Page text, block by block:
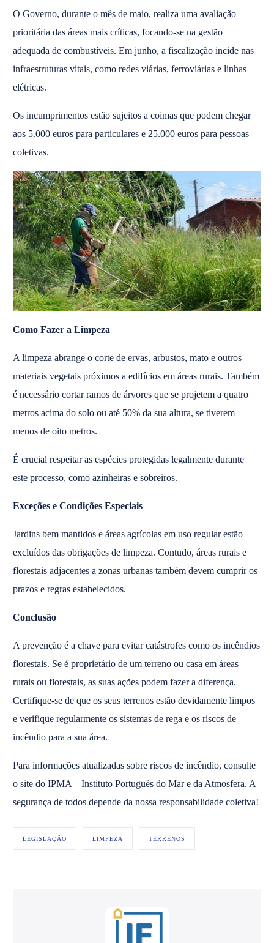
O Governo, durante o mês de maio, realiza uma avaliação
prioritária das áreas mais críticas, focando-se na gestão
adequada de combustíveis. Em junho, a fiscalização incide nas
infraestruturas vitais, como redes viárias, ferroviárias e linhas
elétricas.
Os incumprimentos estão sujeitos a coimas que podem chegar
aos 5.000 euros para particulares e 25.000 euros para pessoas
coletivas.
Como Fazer a Limpeza
A limpeza abrange o corte de ervas, arbustos, mato e outros
materiais vegetais próximos a edifícios em áreas rurais. Também
é necessário cortar ramos de árvores que se projetem a quatro
metros acima do solo ou até 50% da sua altura, se tiverem
menos de oito metros.
É crucial respeitar as espécies protegidas legalmente durante
este processo, como azinheiras e sobreiros.
Exceções e Condições Especiais
Jardins bem mantidos e áreas agrícolas em uso regular estão
excluídos das obrigações de limpeza. Contudo, áreas rurais e
florestais adjacentes a zonas urbanas também devem cumprir os
prazos e regras estabelecidos.
Conclusão
A prevenção é a chave para evitar catástrofes como os incêndios
florestais. Se é proprietário de um terreno ou casa em áreas
rurais ou florestais, as suas ações podem fazer a diferença.
Certifique-se de que os seus terrenos estão devidamente limpos
e verifique regularmente os sistemas de rega e os riscos de
incêndio para a sua área.
Para informações atualizadas sobre riscos de incêndio, consulte
o site do IPMA – Instituto Português do Mar e da Atmosfera. A
segurança de todos depende da nossa responsabilidade coletiva!
LEGISLAÇÃO LIMPEZA TERRENOS